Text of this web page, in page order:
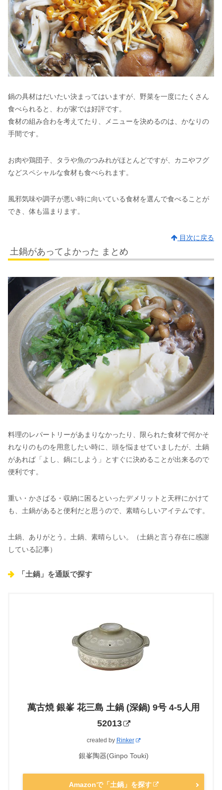
鍋の具材はだいたい決まってはいますが、野菜を一度にたくさん
食べられると、わが家では好評です。
食材の組み合わを考えてたり、メニューを決めるのは、かなりの
手間です。
お肉や鶏団子、タラや魚のつみれがほとんどですが、カニやフグ
などスペシャルな食材も食べられます。
風邪気味や調子が悪い時に向いている食材を選んで食べることが
でき、体も温まります。
目次に戻る
土鍋があってよかった まとめ
料理のレパートリーがあまりなかったり、限られた食材で何かそ
れなりのものを用意したい時に、頭を悩ませていましたが、土鍋
があれば「よし、鍋にしよう」とすぐに決めることが出来るので
便利です。
重い・かさばる・収納に困るといったデメリットと天秤にかけて
も、土鍋があると便利だと思うので、素晴らしいアイテムです。
土鍋、ありがとう。土鍋、素晴らしい。（土鍋と言う存在に感謝
している記事）
「土鍋」を通販で探す
萬古焼 銀峯 花三島 土鍋 (深鍋) 9号 4-5人用
52013
created by Rinker
銀峯陶器(Ginpo Touki)
Amazonで「土鍋」を探す